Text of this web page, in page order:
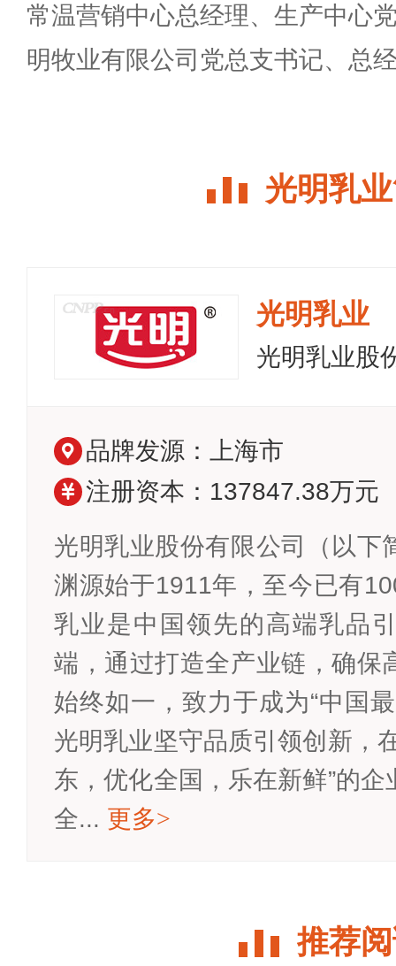
常温营销中心总经理、生产中心
明牧业有限公司党总支书记、总
光明乳
光明乳业
光明乳业股
品牌发源：上海市
注册资本：137847.38万元
光明乳业股份有限公司（以下
渊源始于1911年，至今已有
乳业是中国领先的高端乳品
端，通过打造全产业链，确保
始终如一，致力于成为“中国
光明乳业坚守品质引领创新，
东，优化全国，乐在新鲜”的
全... 更多>
推荐